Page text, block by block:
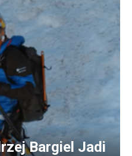
Bargiel Jadi